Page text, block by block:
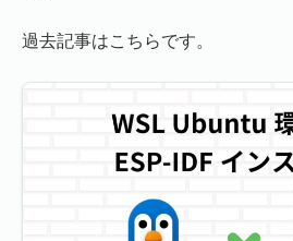
過去記事はこちらです。